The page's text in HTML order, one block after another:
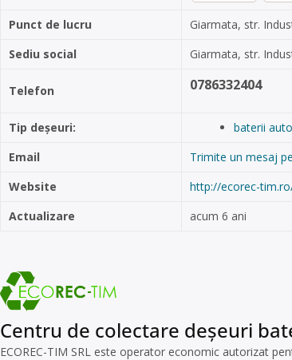
Punct de lucru
Giarmata, str.
Sediu social
Giarmata, str.
Telefon 0786332404
Tip deșeuri:
baterii auto
Email
Trimite un mesaj
Website
http://ecorec-
Actualizare
acum 6 ani
Centru de colectare deșeuri
ECOREC-TIM SRL este operator economic autorizat